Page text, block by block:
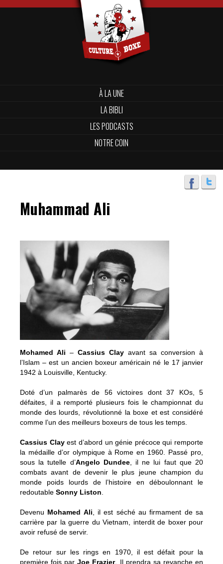
À LA UNE
LA BIBLI
LES PODCASTS
NOTRE COIN
Muhammad Ali
Mohamed Ali – Cassius Clay avant sa conversion à
l’Islam – est un ancien boxeur américain né le 17 janvier
1942 à Louisville, Kentucky.
Doté d’un palmarès de 56 victoires dont 37 KOs, 5
défaites, il a remporté plusieurs fois le championnat du
monde des lourds, révolutionné la boxe et est considéré
comme l’un des meilleurs boxeurs de tous les temps.
Cassius Clayest d’abord un génie précoce qui remporte
la médaille d’or olympique à Rome en 1960. Passé pro,
sous la tutelle d’Angelo Dundee, il ne lui faut que 20
combats avant de devenir le plus jeune champion du
monde poids lourds de l’histoire en déboulonnant le
redoutable Sonny Liston
Devenu Mohamed Ali , il est séché au firmament de sa
carrière par la guerre du Vietnam, interdit de boxer pour
avoir refusé de servir.
De retour sur les rings en 1970, il est défait pour la
première fois parJoe Frazier. Il prendra sa revanche en